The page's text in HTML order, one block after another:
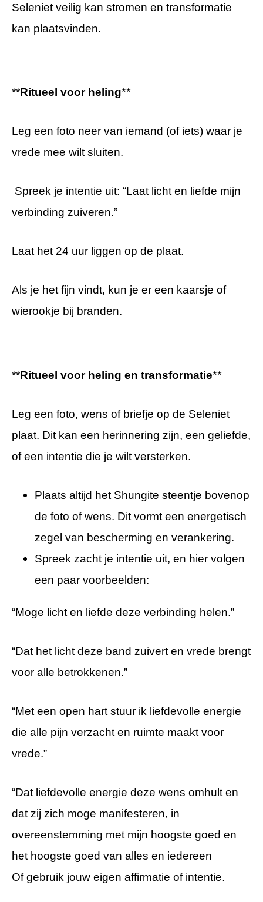
Seleniet veilig kan stromen en transformatie
kan plaatsvinden.
**Ritueel voor heling**
Leg een foto neer van iemand (of iets) waar je
vrede mee wilt sluiten.
Spreek je intentie uit: “Laat licht en liefde mijn
verbinding zuiveren.”
Laat het 24 uur liggen op de plaat.
Als je het fijn vindt, kun je er een kaarsje of
wierookje bij branden.
**Ritueel voor heling en transformatie**
Leg een foto, wens of briefje op de Seleniet
plaat. Dit kan een herinnering zijn, een geliefde,
of een intentie die je wilt versterken.
Plaats altijd het Shungite steentje bovenop
de foto of wens. Dit vormt een energetisch
zegel van bescherming en verankering.
Spreek zacht je intentie uit, en hier volgen
een paar voorbeelden:
“Moge licht en liefde deze verbinding helen.”
“Dat het licht deze band zuivert en vrede brengt
voor alle betrokkenen.”
“Met een open hart stuur ik liefdevolle energie
die alle pijn verzacht en ruimte maakt voor
vrede.”
“Dat liefdevolle energie deze wens omhult en
dat zij zich moge manifesteren, in
overeenstemming met mijn hoogste goed en
het hoogste goed van alles en iedereen
Of gebruik jouw eigen affirmatie of intentie.